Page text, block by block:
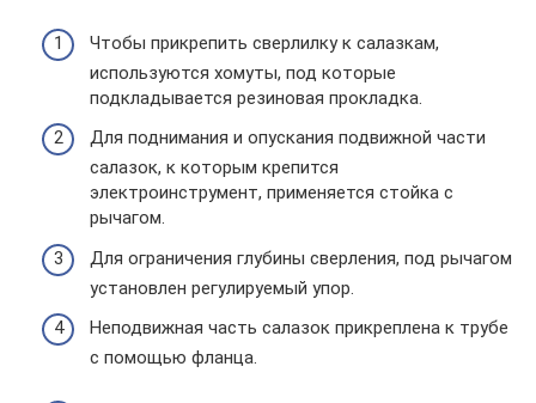
Чтобы прикрепить сверлилку к салазкам,
используются хомуты, под которые
подкладывается резиновая прокладка.
Для поднимания и опускания подвижной части
салазок, к которым крепится
электроинструмент, применяется стойка с
рычагом.
Для ограничения глубины сверления, под рычагом
установлен регулируемый упор.
Неподвижная часть салазок прикреплена к трубе
с помощью фланца.